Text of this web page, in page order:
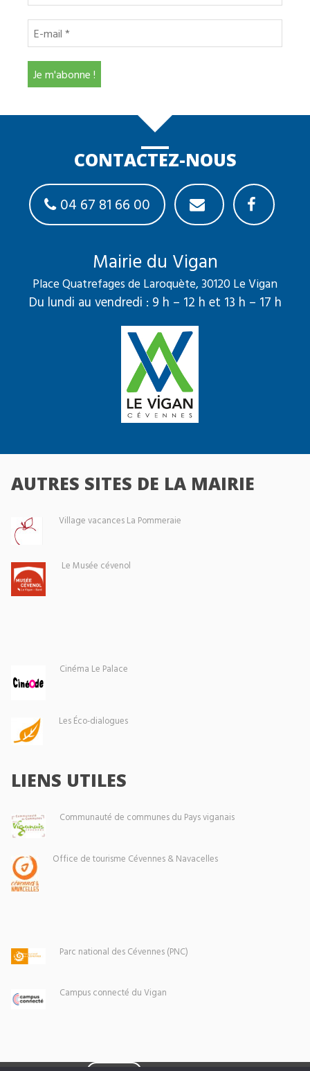
CONTACTEZ-NOUS
04 67 81 66 00
Mairie du Vigan
Place Quatrefages de Laroquète, 30120 Le Vigan
Du lundi au vendredi : 9 h – 12 h et 13 h – 17 h
AUTRES SITES DE LA MAIRIE
Village vacances La Pommeraie
Le Musée cévenol
Cinéma Le Palace
Les Éco-dialogues
LIENS UTILES
Communauté de communes du Pays viganais
Office de tourisme Cévennes & Navacelles
Parc national des Cévennes (PNC)
Campus connecté du Vigan